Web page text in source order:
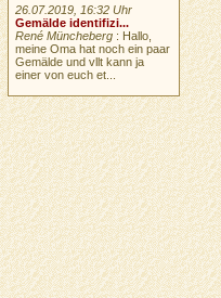
26.07.2019, 16:32 Uhr
Gemälde identifizi...
René Müncheberg : Hallo,
meine Oma hat noch ein paar
Gemälde und vllt kann ja
einer von euch et...